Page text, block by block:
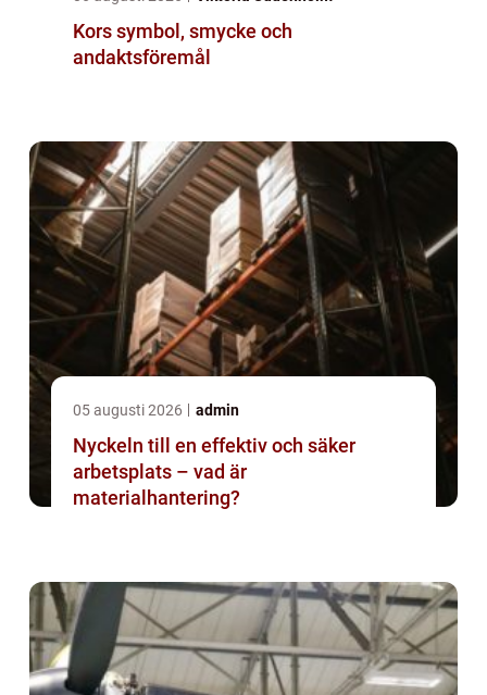
Kors symbol, smycke och
andaktsföremål
05 augusti 2026 admin
Nyckeln till en effektiv och säker
arbetsplats – vad är
materialhantering?